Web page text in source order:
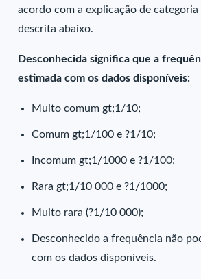
acordo com a explicação de
descrita abaixo.
Desconhecida significa que a
estimada com os dados disponíveis:
Muito comum gt;1/10;
Comum gt;1/100 e ?1/10;
Incomum gt;1/1000 e ?1/100;
Rara gt;1/10 000 e ?1/1000;
Muito rara (?1/10 000);
Desconhecido a frequência não
com os dados disponíveis.